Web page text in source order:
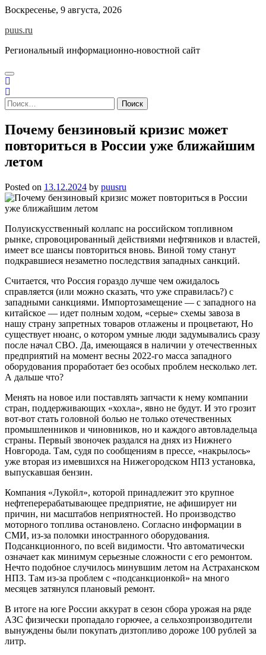
Skip
content
Воскресенье, 9 августа, 2026
puus.ru
Региональный информационно-новостной сайт
Найти:
Почему бензиновый кризис может
повториться в России уже ближайшим
летом
Posted on 13.12.2024 by puusru
Полуискусственный коллапс на российском топливном
рынке, спровоцированный действиями нефтяников и властей,
имеет все шансы повториться вновь. Виной тому станут
подкравшиеся незаметно последствия западных санкций.
Считается, что Россия гораздо лучше чем ожидалось
справляется (или можно сказать, что уже справилась?) с
западными санкциями. Импортозамещение — с западного на
китайское — идет полным ходом, «серые» схемы завоза в
нашу страну запретных товаров отлажены и процветают, Но
существует нюанс, о котором умные люди задумывались сразу
после начал СВО. Да, имеющаяся в наличии у отечественных
предприятий на момент весны 2022-го масса западного
оборудования проработает без особых проблем несколько лет.
А дальше что?
Менять на новое или поставлять запчасти к нему компании
стран, поддерживающих «хохла», явно не будут. И это грозит
вот-вот стать головной болью не только отечественных
промышленников и чиновников, но и каждого автовладельца
страны. Первый звоночек раздался на днях из Нижнего
Новгорода. Там, судя по сообщениям в прессе, «накрылось»
уже вторая из имевшихся на Нижегородском НПЗ установка,
выпускавшая бензин.
Компания «Лукойл», которой принадлежит это крупное
нефтеперерабатывающее предприятие, не афиширует ни
причин, ни масштабов неприятностей. Но производство
моторного топлива остановлено. Согласно информации в
СМИ, из-за поломки иностранного оборудования.
Подсанкционного, по всей видимости. Что автоматически
означает как минимум серьезные сложности с его ремонтом.
Нечто подобное случилось минувшим летом на Астраханском
НПЗ. Там из-за проблем с «подсанкционкой» на много
месяцев затянулся плановый ремонт.
В итоге на юге России аккурат в сезон сбора урожая на ряде
АЗС физически пропадало горючее, а сельхозпроизводители
вынуждены были покупать дизтопливо дороже 100 рублей за
литр.